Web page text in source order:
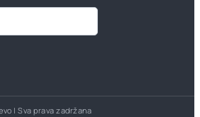
| Sva prava zadržana